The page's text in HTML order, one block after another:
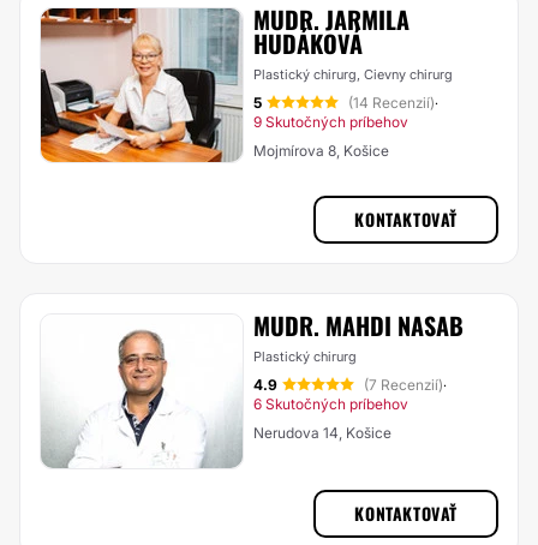
MUDR. JARMILA
HUDÁKOVÁ
Plastický chirurg, Cievny chirurg
5 (14 Recenzií)·
9 Skutočných príbehov
Mojmírova 8, Košice
KONTAKTOVAŤ
MUDR. MAHDI NASAB
Plastický chirurg
4.9 (7 Recenzií)·
6 Skutočných príbehov
Nerudova 14, Košice
KONTAKTOVAŤ